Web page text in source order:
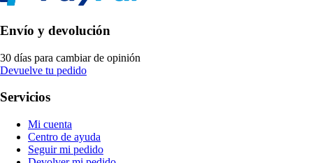
Envío y devolución
30 días para cambiar de opinión
Devuelve tu pedido
Servicios
Mi cuenta
Centro de ayuda
Seguir mi pedido